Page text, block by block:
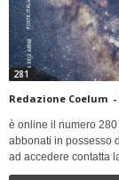
281
Redazione Coelum -
è online il numero
abbonati in possesso
ad accedere contatta